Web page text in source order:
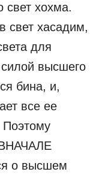
свет хохма.
свет хасадим,
для
высшего
бина, и,
все ее
Поэтому
о высшем